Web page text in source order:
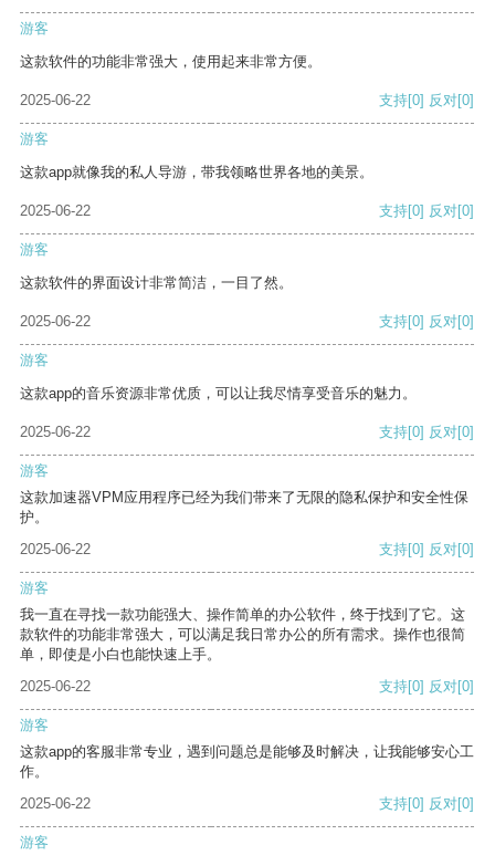
游客
这款软件的功能非常强大，使用起来非常方便。
2025-06-22 支持[0] 反对[0]
游客
这款app就像我的私人导游，带我领略世界各地的美景。
2025-06-22 支持[0] 反对[0]
游客
这款软件的界面设计非常简洁，一目了然。
2025-06-22 支持[0] 反对[0]
游客
这款app的音乐资源非常优质，可以让我尽情享受音乐的魅力。
2025-06-22 支持[0] 反对[0]
游客
这款加速器VPM应用程序已经为我们带来了无限的隐私保护和安全性保
护。
2025-06-22
支持[0] 反对[0]
游客
我一直在寻找一款功能强大、操作简单的办公软件，终于找到了它。这
款软件的功能非常强大，可以满足我日常办公的所有需求。操作也很简
单，即使是小白也能快速上手。
2025-06-22
支持[0] 反对[0]
游客
这款app的客服非常专业，遇到问题总是能够及时解决，让我能够安心工
作。
2025-06-22
支持[0] 反对[0]
游客